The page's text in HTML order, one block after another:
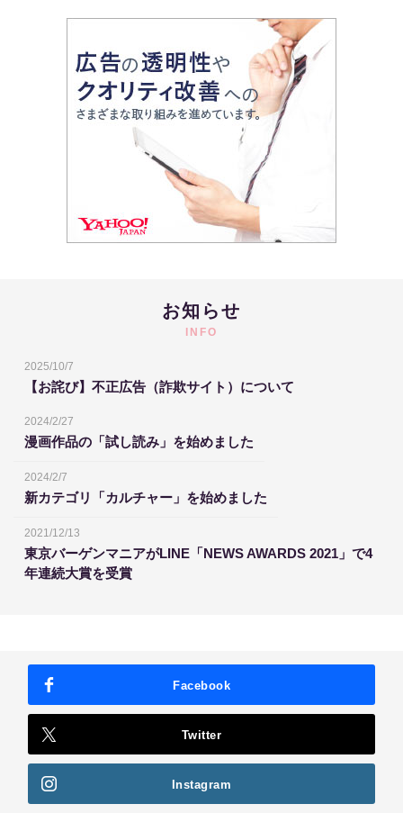
お知らせ
INFO
2025/10/7
【お詫び】不正広告（詐欺サイト）について
2024/2/27
漫画作品の「試し読み」を始めました
2024/2/7
新カテゴリ「カルチャー」を始めました
2021/12/13
東京バーゲンマニアがLINE「NEWS AWARDS 2021」で4
年連続大賞を受賞
Facebook
Twitter
Instagram